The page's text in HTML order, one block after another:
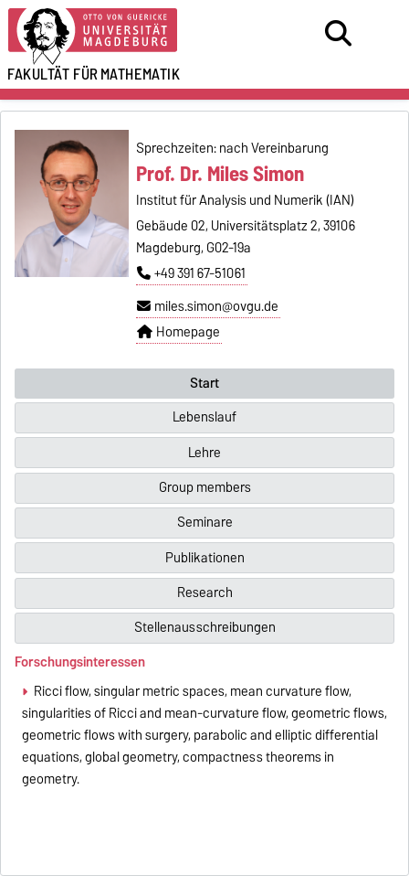
FAKULTÄT FÜRMATHEMATIK
Prof. Dr. Miles Simon
Institut für Analysis und Numerik (IAN)
Gebäude 02, Universitätsplatz 2, 39106
Magdeburg, G02-19a
+49 391 67-51061
miles.simon@ovgu.de
Homepage
Sprechzeiten: nach Vereinbarung
Start
Lebenslauf
Lehre
Group members
Seminare
Publikationen
Research
Stellenausschreibungen
Forschungsinteressen
Ricci flow, singular metric spaces, mean curvature flow,
singularities of Ricci and mean-curvature flow, geometric flows,
geometric flows with surgery, parabolic and elliptic differential
equations, global geometry, compactness theorems in
geometry.